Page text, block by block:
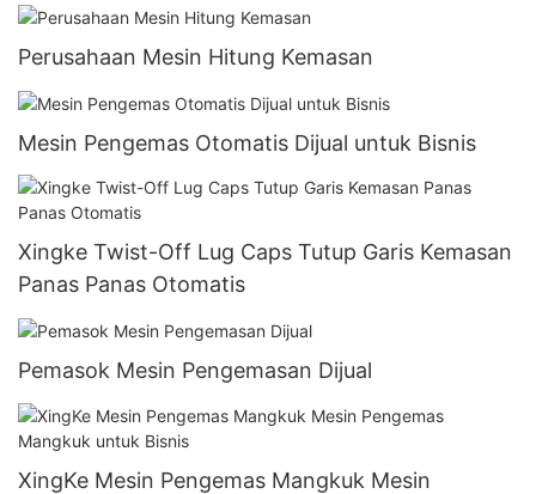
Perusahaan Mesin Hitung Kemasan
Mesin Pengemas Otomatis Dijual untuk Bisnis
Xingke Twist-Off Lug Caps Tutup Garis Kemasan
Panas Panas Otomatis
Pemasok Mesin Pengemasan Dijual
XingKe Mesin Pengemas Mangkuk Mesin